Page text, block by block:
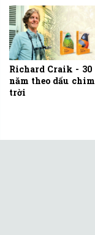
Richard Craik - 30
năm theo dấu chim
trời